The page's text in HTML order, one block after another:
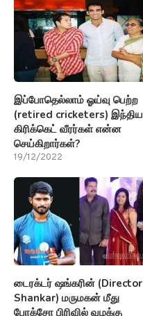
இப்போதெல்லாம் ஓய்வு பெற்ற
(retired cricketers) இந்திய
கிரிக்கெட் வீரர்கள் என்ன
செய்கிறார்கள்?
19/12/2022
டைரக்டர் ஷங்கரின் (Director
Shankar) மருமகன் மீது
போக்சோ பிரிவில் வழக்கு